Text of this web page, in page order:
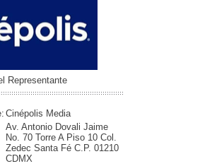
Representante
Cinépolis Media
Av. Antonio Dovali Jaime
No. 70 Torre A Piso 10 Col.
Zedec Santa Fé C.P. 01210
CDMX